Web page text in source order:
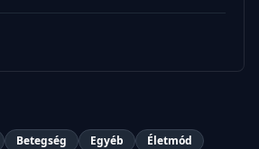
Betegség Egyéb
Életmód